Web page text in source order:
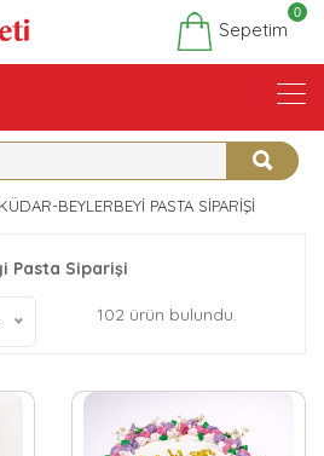
Sepetim
0
BEYLERBEYI PASTA SIPARIŞI
Pasta Siparişi
102 ürün bulundu.